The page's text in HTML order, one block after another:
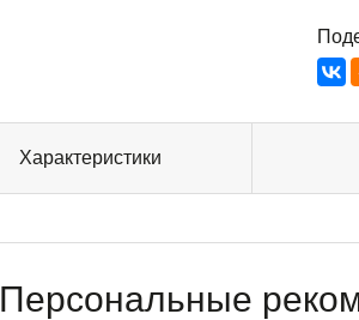
Характеристики
Персональные